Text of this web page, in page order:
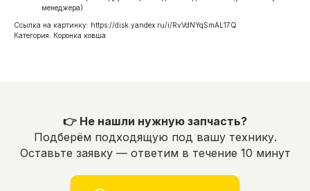
менеджера)
Ссылка на картинку: https://disk.yandex.ru/i/RvVdNYqSmAL17Q
Категория: Коронка ковша
👉 Не нашли нужную запчасть?
Подберём подходящую под вашу технику.
Оставьте заявку — ответим в течение 10 минут